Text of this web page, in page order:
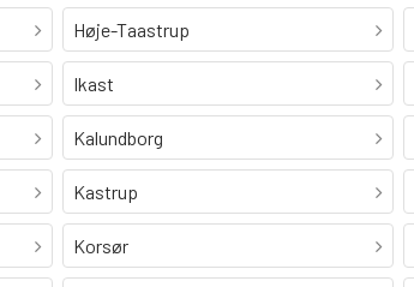
Høje-Taastrup
Ikast
Kalundborg
Kastrup
Korsør